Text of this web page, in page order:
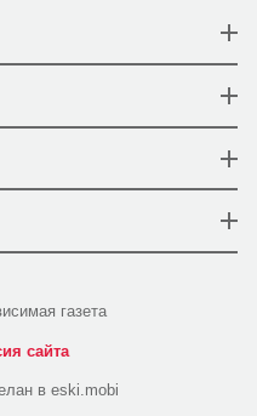
газета
сайта
в eski.mobi